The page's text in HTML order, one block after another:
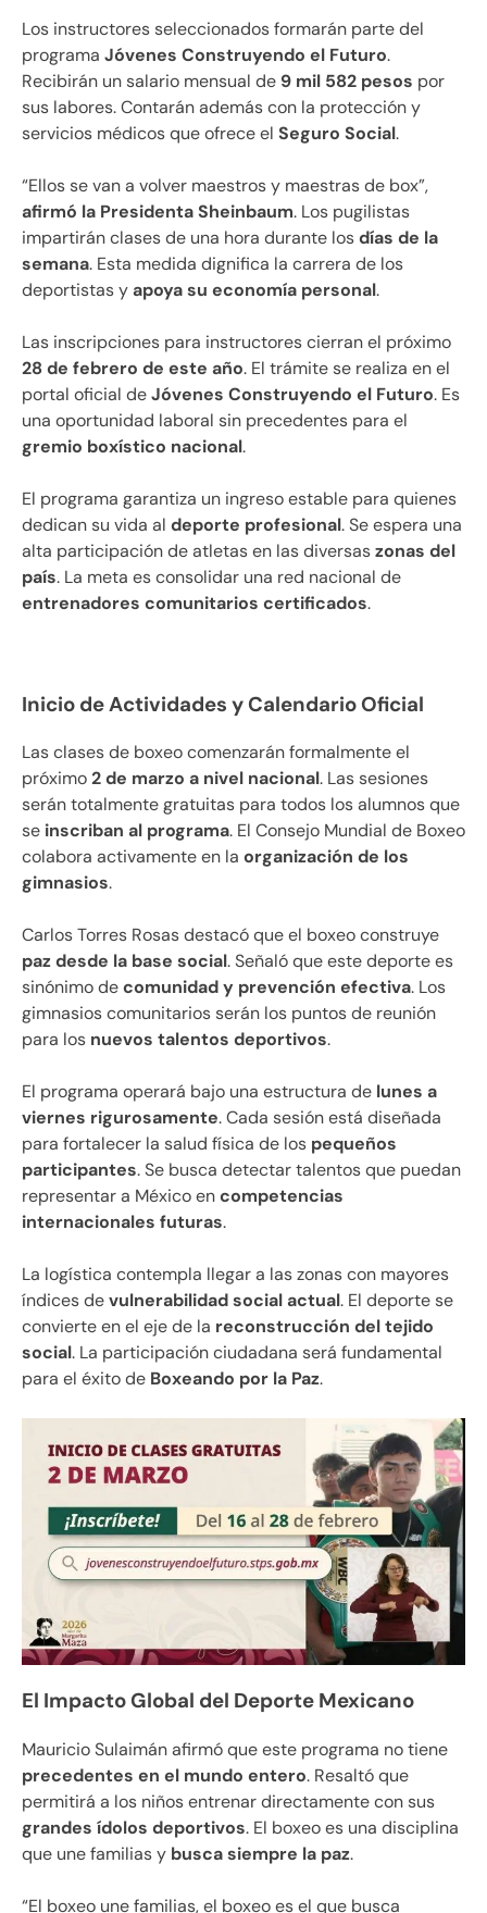
Los instructores seleccionados formarán parte del
programa Jóvenes Construyendo el Futuro.
Recibirán un salario mensual de 9 mil 582 pesos por
sus labores. Contarán además con la protección y
servicios médicos que ofrece el Seguro Social.
“Ellos se van a volver maestros y maestras de box”,
afirmó la Presidenta Sheinbaum. Los pugilistas
impartirán clases de una hora durante losdías de la
semana. Esta medida dignifica la carrera de los
deportistas yapoya su economía personal.
Las inscripciones para instructores cierran el próximo
28 de febrero de este año. El trámite se realiza en el
portal oficial deJóvenes Construyendo el Futuro. Es
una oportunidad laboral sin precedentes para el
gremio boxístico nacional.
El programa garantiza un ingreso estable para quienes
dedican su vida al deporte profesional. Se espera una
alta participación de atletas en las diversaszonas del
país. La meta es consolidar una red nacional de
entrenadores comunitarios certificados.
Inicio de Actividades y Calendario Oficial
Las clases de boxeo comenzarán formalmente el
próximo2 de marzo a nivel nacional. Las sesiones
serán totalmente gratuitas para todos los alumnos que
se inscriban al programa. El Consejo Mundial de Boxeo
colabora activamente en la organización de los
gimnasios.
Carlos Torres Rosas destacó que el boxeo construye
paz desde la base social. Señaló que este deporte es
sinónimo decomunidad y prevención efectiva. Los
gimnasios comunitarios serán los puntos de reunión
para los nuevos talentos deportivos.
El programa operará bajo una estructura de lunes a
viernes rigurosamente. Cada sesión está diseñada
para fortalecer la salud física de los pequeños
participantes. Se busca detectar talentos que puedan
representar a México encompetencias
internacionales futuras.
La logística contempla llegar a las zonas con mayores
índices devulnerabilidad social actual. El deporte se
convierte en el eje de la reconstrucción del tejido
social. La participación ciudadana será fundamental
para el éxito de Boxeando por la Paz.
El Impacto Global del Deporte Mexicano
Mauricio Sulaimán afirmó que este programa no tiene
precedentes en el mundo entero. Resaltó que
permitirá a los niños entrenar directamente con sus
grandes ídolos deportivos. El boxeo es una disciplina
que une familias y busca siempre la paz.
“El boxeo une familias, el boxeo es el que busca